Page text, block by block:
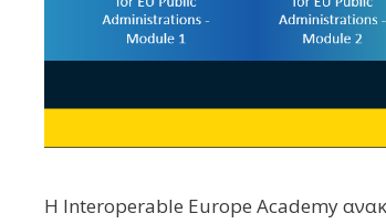
Η Interoperable Europe Academy